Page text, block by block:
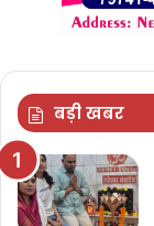
बड़ी खबर